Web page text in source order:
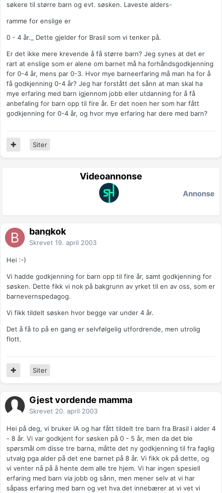
søkere til større barn og evt. søsken. Laveste alders-
ramme for enslige er
0 - 4 år._ Dette gjelder for Brasil som vi tenker på.
Er det ikke mere krevende å få større barn? Jeg synes at det er
rart at enslige som er alene om barnet må ha forhåndsgodkjenning
for 0-4 år, mens par 0-3. Hvor mye barneerfaring må man ha for å
få godkjenning 0-4 år? Jeg har forstått det sånn at man skal ha
mye erfaring med barn igjennom jobb eller utdanning for å få
anbefaling for barn opp til fire år. Er det noen her som har fått
godkjenning for 0-4 år, og hvor mye erfaring har dere med barn?
Siter
Videoannonse
Annonse
bangkok
Skrevet 19. april 2003
Hei :-)
Vi hadde godkjenning for barn opp til fire år, samt godkjenning for
søsken. Dette fikk vi nok på bakgrunn av yrket til en av oss, som er
barnevernspedagog.
Vi fikk tildelt søsken hvor begge var under 4 år.
Det å få to på en gang er selvfølgelig utfordrende, men utrolig
flott.
Siter
Gjest vordende mamma
Skrevet 20. april 2003
Hei på deg, vi bruker IA og har fått tildelt tre barn fra Brasil i alder 4
- 8 år. Vi var godkjent for søsken på 0 - 5 år, men da det ble
spørsmål om disse tre barna, måtte det ny godkjenning til fra faglig
utvalg pga alder på det ene barnet på 8 år. Vi fikk ok på dette, og
vi venter nå på å hente dem alle tre hjem. Vi har ingen spesiell
erfaring med barn via jobb og sånn, men mener selv at vi har
såpass erfaring med barn og vet hva det innebærer at vi vet vi